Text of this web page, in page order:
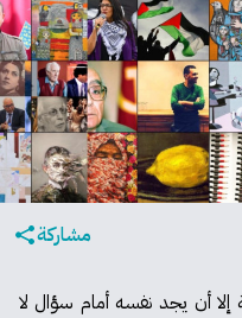
مشاركة
إلا أن يجد نفسه أمام سؤال لا